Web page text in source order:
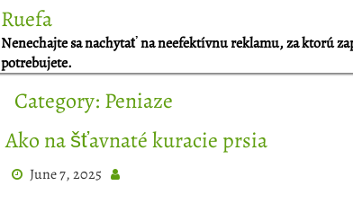
Ruefa
Nenechajte sa nachytať na neefektívnu reklamu, za ktorú
potrebujete.
Category: Peniaze
Ako na šťavnaté kuracie prsia
June 7, 2025